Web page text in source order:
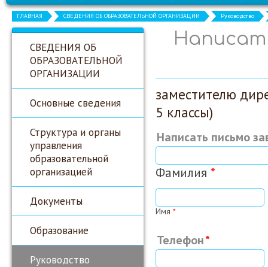
ГЛАВНАЯ СВЕДЕНИЯ ОБ ОБРАЗОВАТЕЛЬНОЙ ОРГАНИЗАЦИИ Руководство
СВЕДЕНИЯ ОБ
ОБРАЗОВАТЕЛЬНОЙ
ОРГАНИЗАЦИИ
Основные сведения
Структура и органы
управления
образовательной
организацией
Документы
Образование
Руководство
заместителю
5 классы)
Написать письмо
Фамилия *
Имя *
Телефон